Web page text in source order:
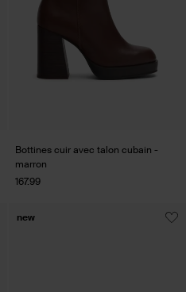
Bottines cuir avec talon cubain -
marron
167.99
new